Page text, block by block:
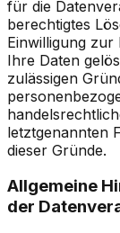
für die
berechtigtes
Einwilligung
Ihre Daten
zulässigen
letztgenannten
dieser Gründe.
Allgemeine
der